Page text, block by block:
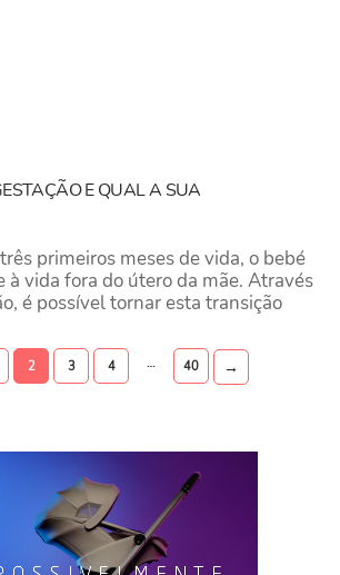
E QUAL A SUA
primeiros meses de vida, o bebé
à vida fora do útero da mãe. Através
é possível tornar esta transição
2 3 4 … 40 →